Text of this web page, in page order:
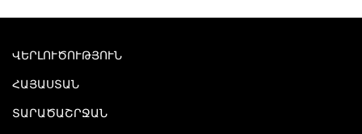
ՎԵՐԼՈՒԾՈՒԹՅՈՒՆ
ՀԱՅԱՍՏԱՆ
ՏԱՐԱԾԱՇՐՋԱՆ